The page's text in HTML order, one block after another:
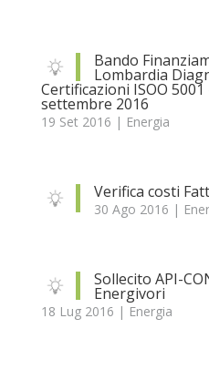
Bando
Lombardia
Certificazioni ISOO
settembre 2016
19 Set 2016 | Energia
Verifica costi
30 Ago 2016 |
Sollecito API-
Energivori
18 Lug 2016 | Energia